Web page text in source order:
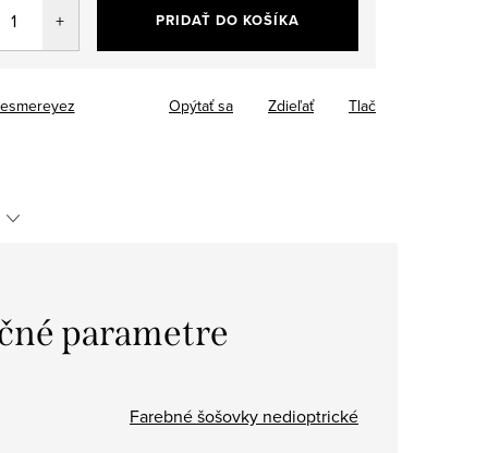
PRIDAŤ DO KOŠÍKA
Tlač
Opýtať sa Zdieľať
parametre
Farebné šošovky nedioptrické